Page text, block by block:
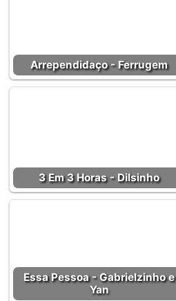
Arrependidaço - Ferrugem
3 Em 3 Horas - Dilsinho
Essa Pessoa - Gabrielzinho e
Yan